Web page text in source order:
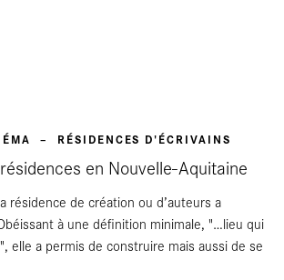
RÉSIDENCES D'ÉCRIVAINS
en Nouvelle-Aquitaine
résidence de création ou d’auteurs a
à une définition minimale, "…lieu qui
elle a permis de construire mais aussi de se